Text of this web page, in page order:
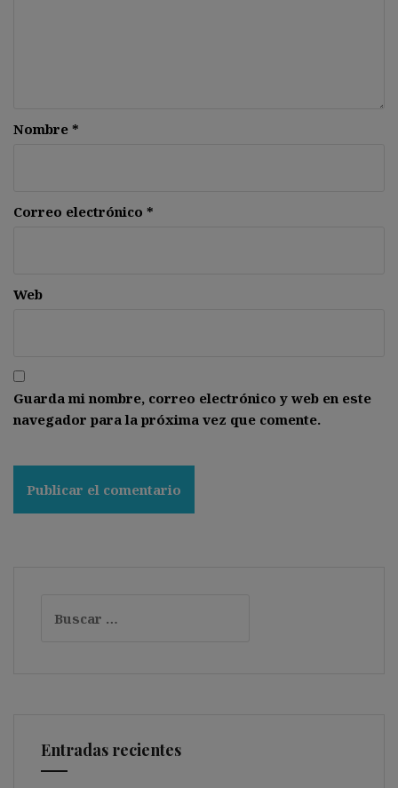
Nombre *
Correo electrónico *
Web
Guarda mi nombre, correo electrónico y web en este
navegador para la próxima vez que comente.
Entradas recientes